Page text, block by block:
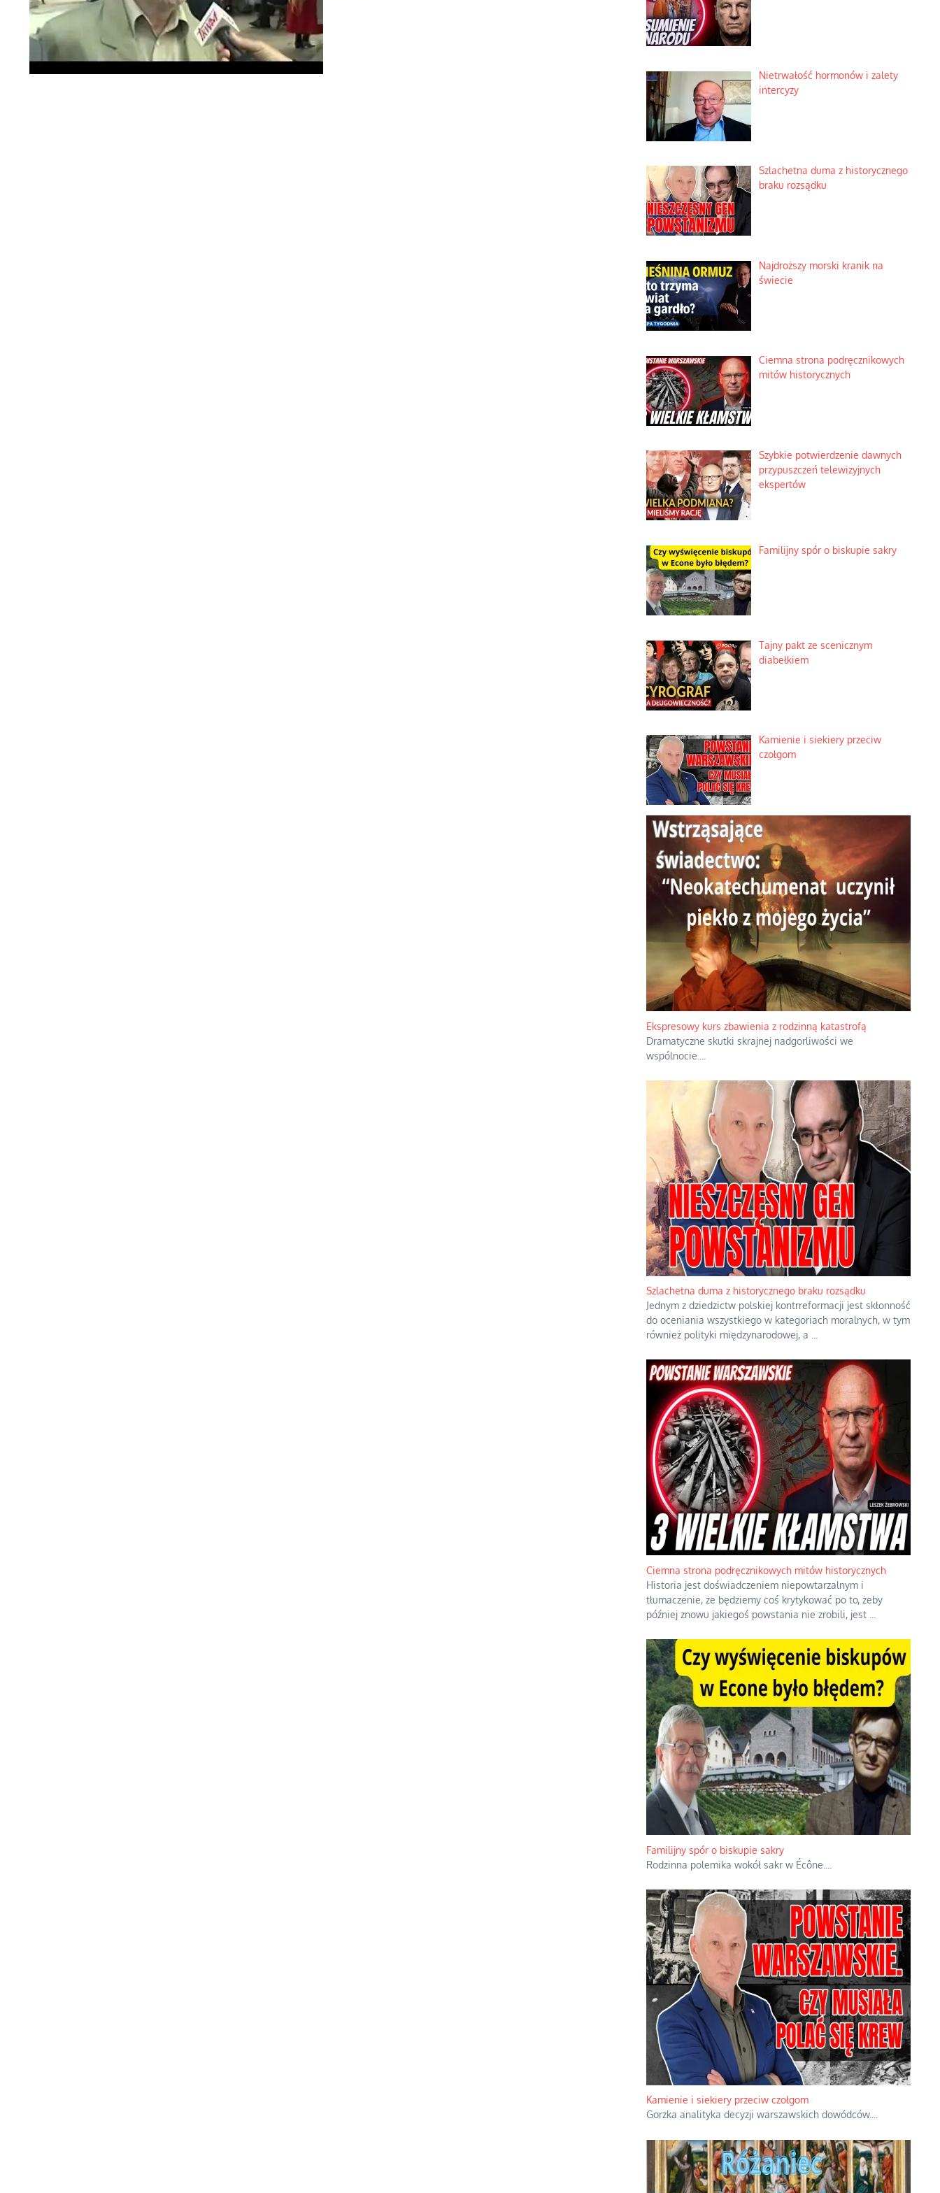
Nietrwałość hormonów i zalety
intercyzy
Szlachetna duma z historycznego
braku rozsądku
Najdroższy morski kranik na
świecie
Ciemna strona podręcznikowych
mitów historycznych
Szybkie potwierdzenie dawnych
przypuszczeń telewizyjnych
ekspertów
Familijny spór o biskupie sakry
Tajny pakt ze scenicznym
diabełkiem
Kamienie i siekiery przeciw
czołgom
Ekspresowy kurs zbawienia z rodzinną katastrofą
Dramatyczne skutki skrajnej nadgorliwości we
wspólnocie.
Szlachetna duma z historycznego braku rozsądku
Jednym z dziedzictw polskiej kontrreformacji jest skłonność
do oceniania wszystkiego w kategoriach moralnych, w tym
również polityki międzynarodowej, a
Ciemna strona podręcznikowych mitów historycznych
Historia jest doświadczeniem niepowtarzalnym i
tłumaczenie, że będziemy coś krytykować po to, żeby
później znowu jakiegoś powstania nie zrobili, jest
Familijny spór o biskupie sakry
Rodzinna polemika wokół sakr w Écône.
Kamienie i siekiery przeciw czołgom
Gorzka analityka decyzji warszawskich dowódców.